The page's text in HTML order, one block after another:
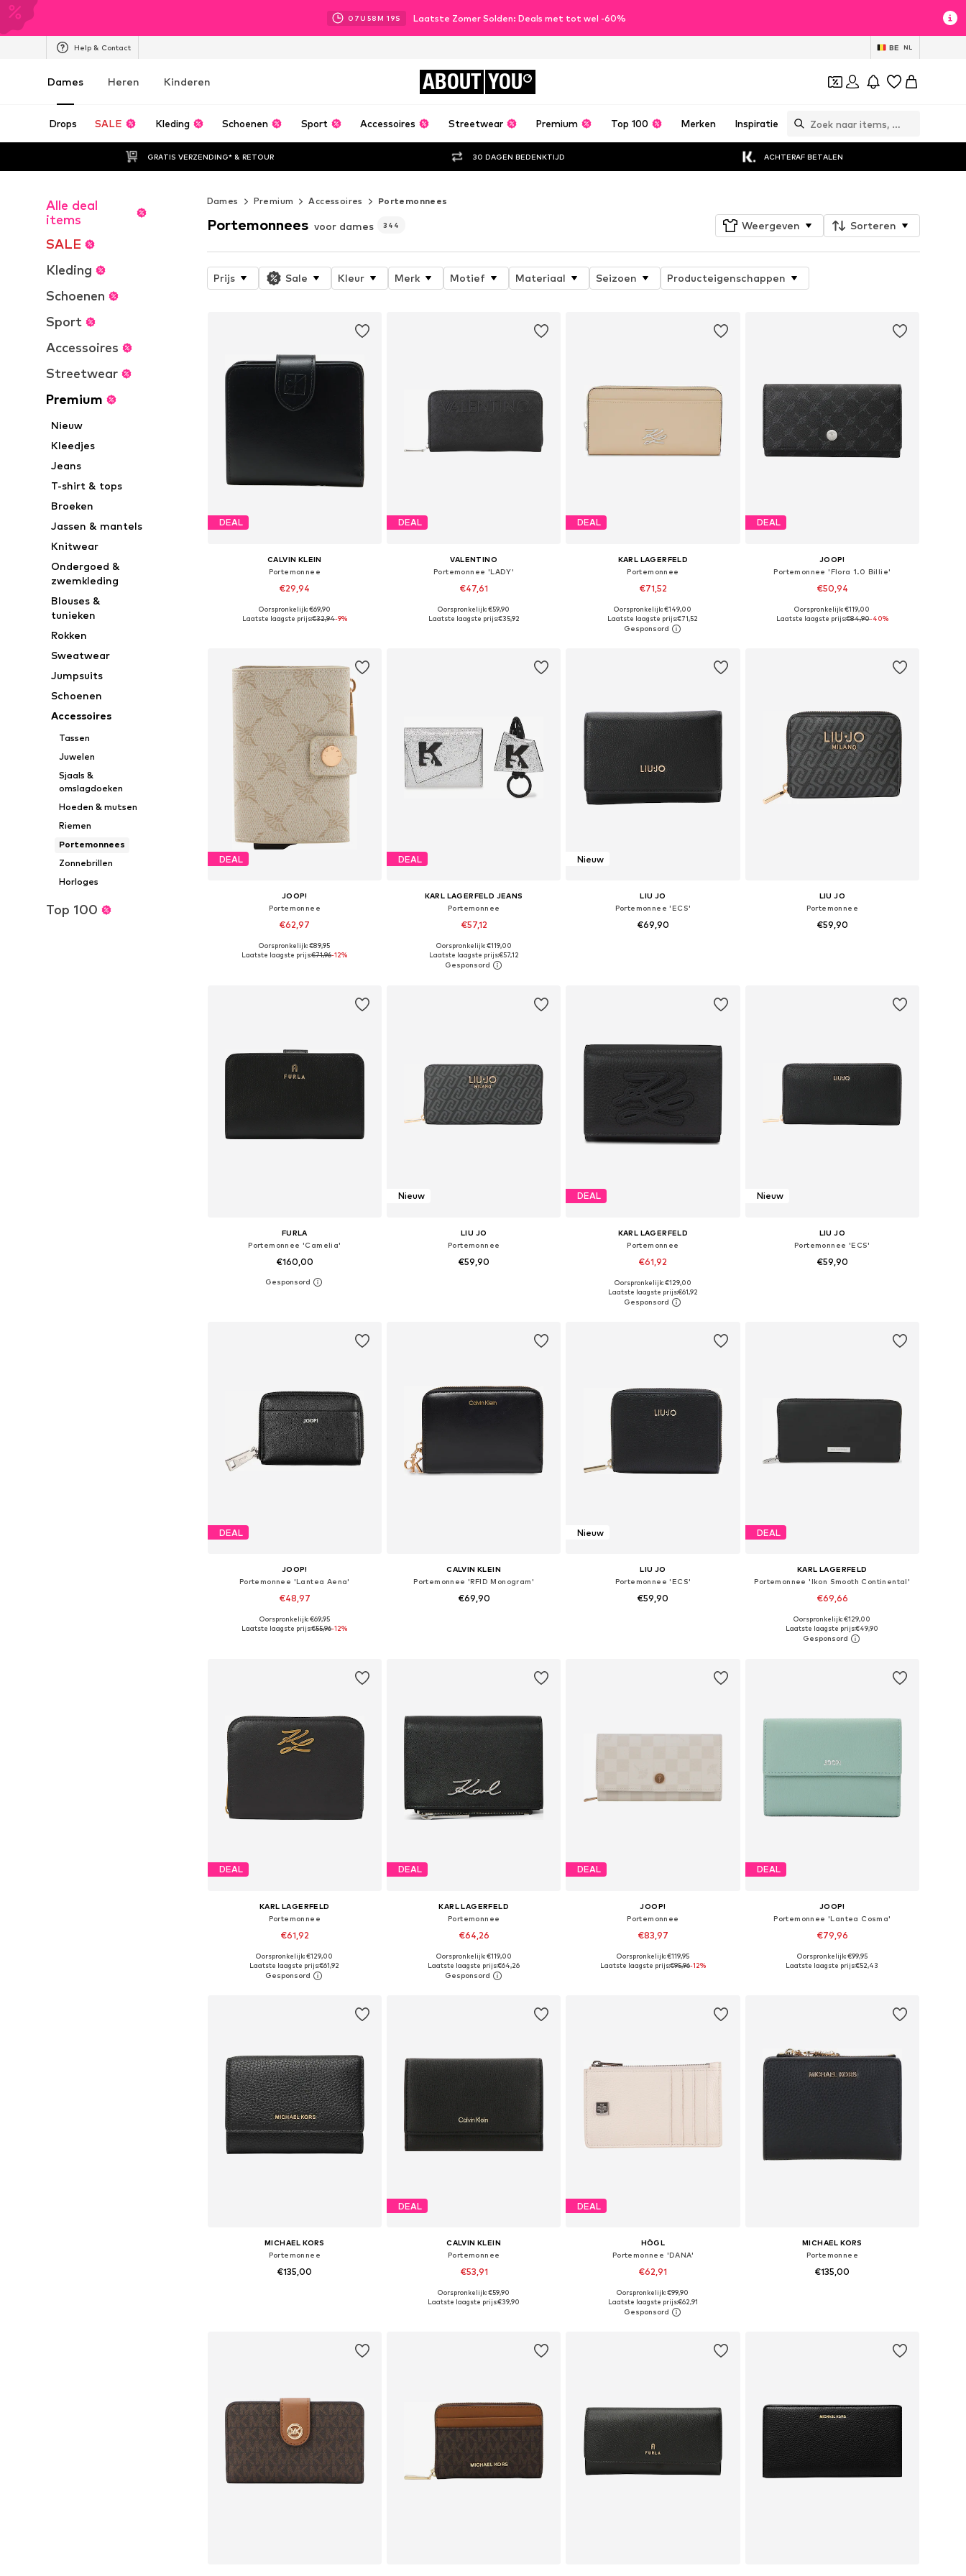
07U 58M 17S Laatste Zomer Solden: Deals met tot wel -60%
Help & Contact BE NL
Dames Heren Kinderen ABOUT YOU
Drops SALE Kleding Schoenen Sport Accessoires Streetwear Premium Top 100 Merken Inspiratie
GRATIS VERZENDING* & RETOUR 30 DAGEN BEDENKTIJD ACHTERAF BETALEN
Alle deal
items
SALE
Kleding
Schoenen
Sport
Accessoires
Streetwear
Premium
Nieuw
Kleedjes
Jeans
T-shirt & tops
Broeken
Jassen & mantels
Knitwear
Ondergoed &
zwemkleding
Blouses &
tunieken
Rokken
Sweatwear
Jumpsuits
Schoenen
Accessoires
Tassen
Juwelen
Sjaals &
omslagdoeken
Hoeden & mutsen
Riemen
Portemonnees
Zonnebrillen
Horloges
Top 100
Dames Premium Accessoires Portemonnees
Portemonnees voor dames 344 Weergeven Sorteren
Prijs Sale Kleur Merk Motief Materiaal Seizoen Producteigenschappen
DEAL
CALVIN KLEIN
Portemonnee
€29,94
Beschikbare maten: One Size
Oorspronkelijk: €69,90
Laatste laagste prijs:€32,94-9%
DEAL
VALENTINO
Portemonnee 'LADY'
€47,61
Beschikbare maten: One Size
Oorspronkelijk: €59,90
Laatste laagste prijs:€35,92
DEAL
KARL LAGERFELD
Portemonnee
€71,52
Beschikbare maten: One Size
In winkelmandje
Oorspronkelijk: €149,00
Laatste laagste prijs:€71,52
DEAL
JOOP!
Portemonnee 'Flora 1.0 Billie'
€50,94
Beschikbare maten: One Size
Oorspronkelijk: €119,00
Laatste laagste prijs:€84,90-40%
DEAL
JOOP!
Portemonnee
€62,97
Beschikbare maten: One size
Oorspronkelijk: €89,95
Laatste laagste prijs:€71,96-12%
DEAL
KARL LAGERFELD JEANS
Portemonnee
€57,12
Beschikbare maten: One Size
In winkelmandje
Oorspronkelijk: €119,00
Laatste laagste prijs:€57,12
Nieuw
LIU JO
Portemonnee 'ECS'
€69,90
LIU JO
Portemonnee
€59,90
FURLA
Portemonnee 'Camelia'
€160,00
Beschikbare maten: One Size
Nieuw
LIU JO
Portemonnee
€59,90
DEAL
KARL LAGERFELD
Portemonnee
€61,92
Beschikbare maten: One Size
In winkelmandje
Oorspronkelijk: €129,00
Laatste laagste prijs:€61,92
Nieuw
LIU JO
Portemonnee 'ECS'
€59,90
DEAL
JOOP!
Portemonnee 'Lantea Aena'
€48,97
+1
Beschikbare maten: One Size
Oorspronkelijk: €69,95
Laatste laagste prijs:€55,96-12%
CALVIN KLEIN
Portemonnee 'RFID Monogram'
€69,90
Nieuw
LIU JO
Portemonnee 'ECS'
€59,90
DEAL
KARL LAGERFELD
Portemonnee 'Ikon Smooth Continental'
€69,66
Beschikbare maten: One Size
In winkelmandje
Oorspronkelijk: €129,00
Laatste laagste prijs:€49,90
DEAL
KARL LAGERFELD
Portemonnee
€61,92
Beschikbare maten: One Size
In winkelmandje
Oorspronkelijk: €129,00
Laatste laagste prijs:€61,92
DEAL
KARL LAGERFELD
Portemonnee
€64,26
Beschikbare maten: One Size
In winkelmandje
Oorspronkelijk: €119,00
Laatste laagste prijs:€64,26
DEAL
JOOP!
Portemonnee
€83,97
Beschikbare maten: One Size
Oorspronkelijk: €119,95
Laatste laagste prijs:€95,96-12%
DEAL
JOOP!
Portemonnee 'Lantea Cosma'
€79,96
+2
Beschikbare maten: One Size
Oorspronkelijk: €99,95
Laatste laagste prijs:€52,43
MICHAEL KORS
Portemonnee
€135,00
DEAL
CALVIN KLEIN
Portemonnee
€53,91
Beschikbare maten: One Size
Oorspronkelijk: €59,90
Laatste laagste prijs:€39,90
DEAL
HÖGL
Portemonnee 'DANA'
€62,91
+1
Beschikbare maten: One size
In winkelmandje
Oorspronkelijk: €99,90
Laatste laagste prijs:€62,91
MICHAEL KORS
Portemonnee
€135,00